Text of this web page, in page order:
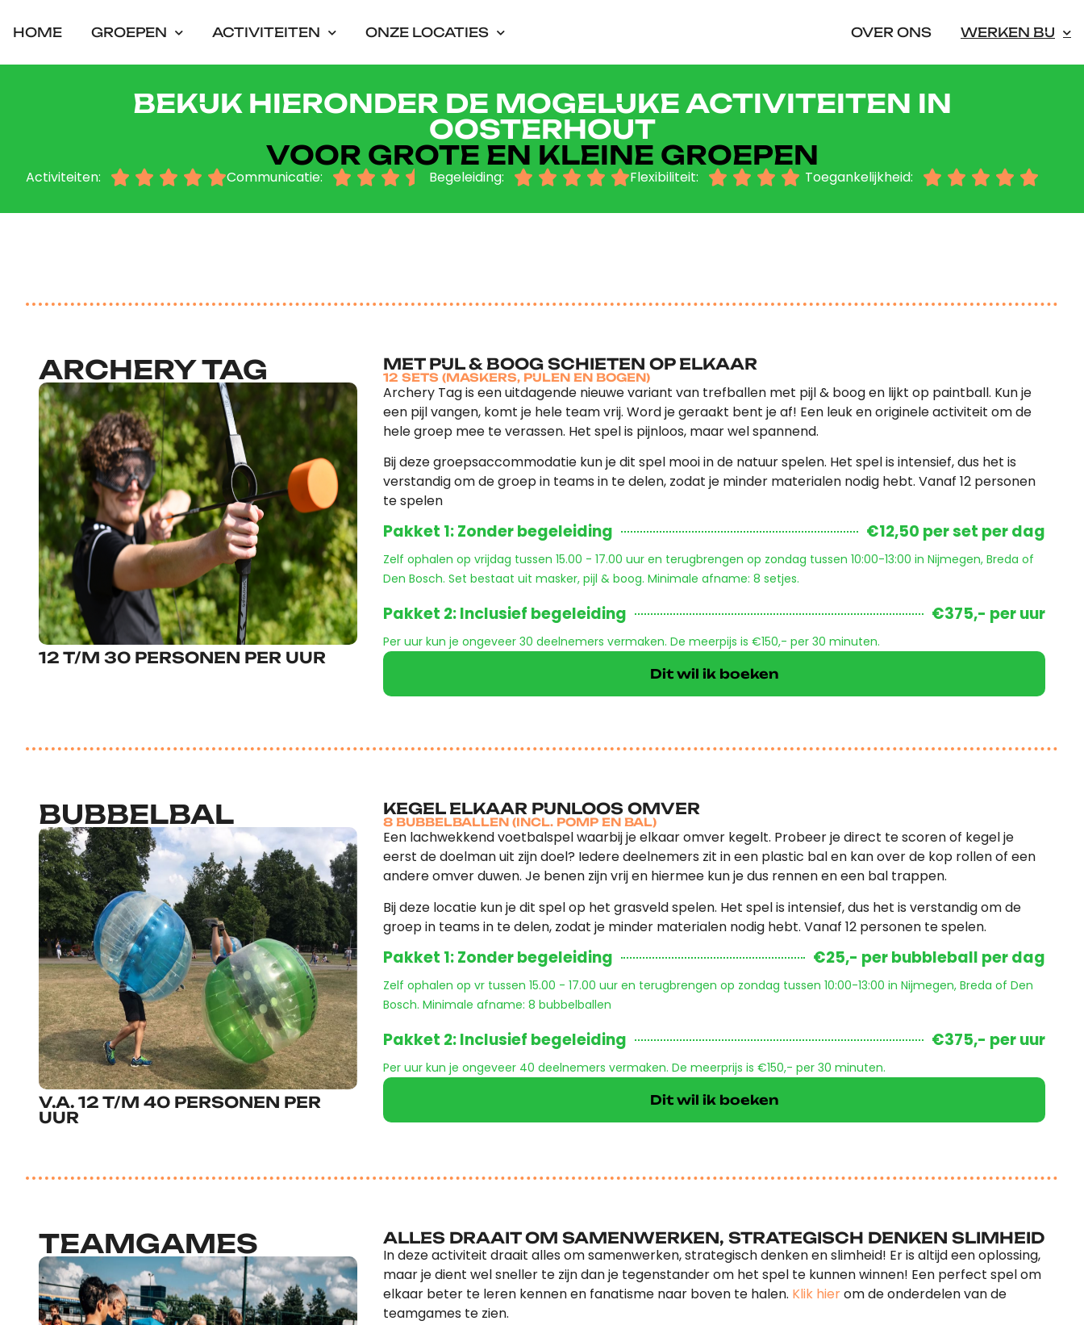
HOME GROEPEN ACTIVITEITEN ONZE LOCATIES OVER ONS WERKEN BIJ
BEKIJK HIERONDER DE MOGELIJKE ACTIVITEITEN IN
OOSTERHOUT
VOOR GROTE EN KLEINE GROEPEN
Activiteiten:     Communicatie:     Begeleiding:     Flexibiliteit:     Toegankelijkheid:     
ARCHERY TAG
12 T/M 30 PERSONEN PER UUR
MET PIJL & BOOG SCHIETEN OP ELKAAR
12 SETS (MASKERS, PIJLEN EN BOGEN)
Archery Tag is een uitdagende nieuwe variant van trefballen met pijl & boog en lijkt op paintball. Kun je
een pijl vangen, komt je hele team vrij. Word je geraakt bent je af! Een leuk en originele activiteit om de
hele groep mee te verassen. Het spel is pijnloos, maar wel spannend.
Bij deze groepsaccommodatie kun je dit spel mooi in de natuur spelen. Het spel is intensief, dus het is
verstandig om de groep in teams in te delen, zodat je minder materialen nodig hebt. Vanaf 12 personen
te spelen
Pakket 1: Zonder begeleiding €12,50 per set per dag
Zelf ophalen op vrijdag tussen 15.00 - 17.00 uur en terugbrengen op zondag tussen 10:00-13:00 in Nijmegen, Breda of
Den Bosch. Set bestaat uit masker, pijl & boog. Minimale afname: 8 setjes.
Pakket 2: Inclusief begeleiding €375,- per uur
Per uur kun je ongeveer 30 deelnemers vermaken. De meerpijs is €150,- per 30 minuten.
Dit wil ik boeken
BUBBELBAL
V.A. 12 T/M 40 PERSONEN PER
UUR
KEGEL ELKAAR PIJNLOOS OMVER
8 BUBBELBALLEN (INCL. POMP EN BAL)
Een lachwekkend voetbalspel waarbij je elkaar omver kegelt. Probeer je direct te scoren of kegel je
eerst de doelman uit zijn doel? Iedere deelnemers zit in een plastic bal en kan over de kop rollen of een
andere omver duwen. Je benen zijn vrij en hiermee kun je dus rennen en een bal trappen.
Bij deze locatie kun je dit spel op het grasveld spelen. Het spel is intensief, dus het is verstandig om de
groep in teams in te delen, zodat je minder materialen nodig hebt. Vanaf 12 personen te spelen.
Pakket 1: Zonder begeleiding €25,- per bubbleball per dag
Zelf ophalen op vr tussen 15.00 - 17.00 uur en terugbrengen op zondag tussen 10:00-13:00 in Nijmegen, Breda of Den
Bosch. Minimale afname: 8 bubbelballen
Pakket 2: Inclusief begeleiding €375,- per uur
Per uur kun je ongeveer 40 deelnemers vermaken. De meerprijs is €150,- per 30 minuten.
Dit wil ik boeken
TEAMGAMES ALLES DRAAIT OM SAMENWERKEN, STRATEGISCH DENKEN SLIMHEID
In deze activiteit draait alles om samenwerken, strategisch denken en slimheid! Er is altijd een oplossing,
maar je dient wel sneller te zijn dan je tegenstander om het spel te kunnen winnen! Een perfect spel om
elkaar beter te leren kennen en fanatisme naar boven te halen. Klik hierom de onderdelen van de
teamgames te zien.